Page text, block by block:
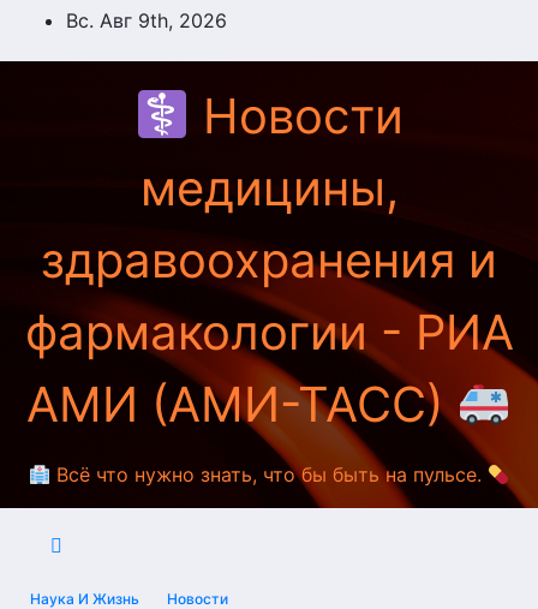
ПерейтиВс. Авг 9th, 2026
Новости
медицины,
здравоохранения и
фармакологии - РИА
АМИ (АМИ-ТАСС)
Всё что нужно знать, что бы быть на пульсе.
Наука И Жизнь Новости